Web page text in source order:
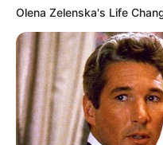
Olena Zelenska's Life